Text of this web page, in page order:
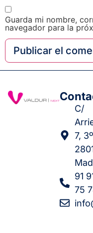
Guarda mi nombre,
navegador para la
C/
7,
91
75